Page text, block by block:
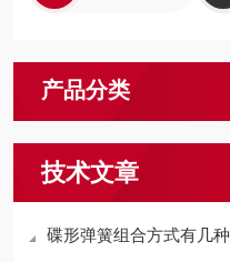
产品分类
技术文章
碟形弹簧组合方式有几种